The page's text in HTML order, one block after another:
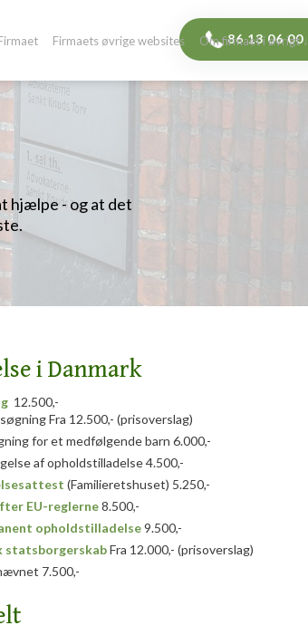
Firmaets øvrige websites Om firmaet i øvrigt ↓
​86 13 06 00​
hjælpe - og at det
i Danmark
12.500,-
Fra 12.500,- (prisoverslag)​
for et medfølgende barn 6.000,-
af opholdstilladelse 4.500,-
(Familieretshuset) 5.250,-
EU-reglerne8.500,-
opholdstilladelse9.500,-
statsborgerskabFra 12.000,- (prisoverslag)
7.500,-